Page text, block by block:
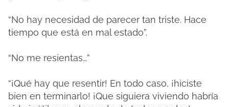
“No hay necesidad de parecer tan triste. Hace
tiempo que está en mal estado”.
“No me resientas…”
“¡Qué hay que resentir! En todo caso, ¡hiciste
bien en terminarlo! ¡Que siguiera viviendo habría